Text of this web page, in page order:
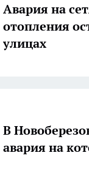
Авария на
отопления
улицах
В
авария на